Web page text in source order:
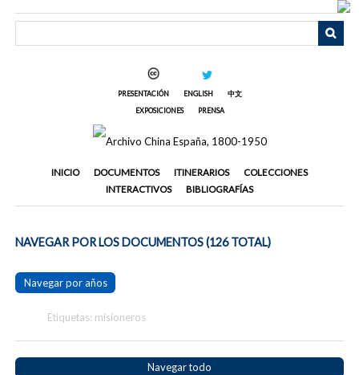
PRESENTACIÓN ENGLISH
中文
EXPOSICIONES
PRENSA
INICIO DOCUMENTOS ITINERARIOS
COLECCIONES
INTERACTIVOS
BIBLIOGRAFÍAS
NAVEGAR POR LOS DOCUMENTOS (126 TOTAL)
Navegar por años
Etiquetas: misioneros
Navegar todo